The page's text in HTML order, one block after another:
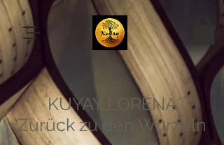
KUYAY LORENA
Zurück zu den Wurzeln